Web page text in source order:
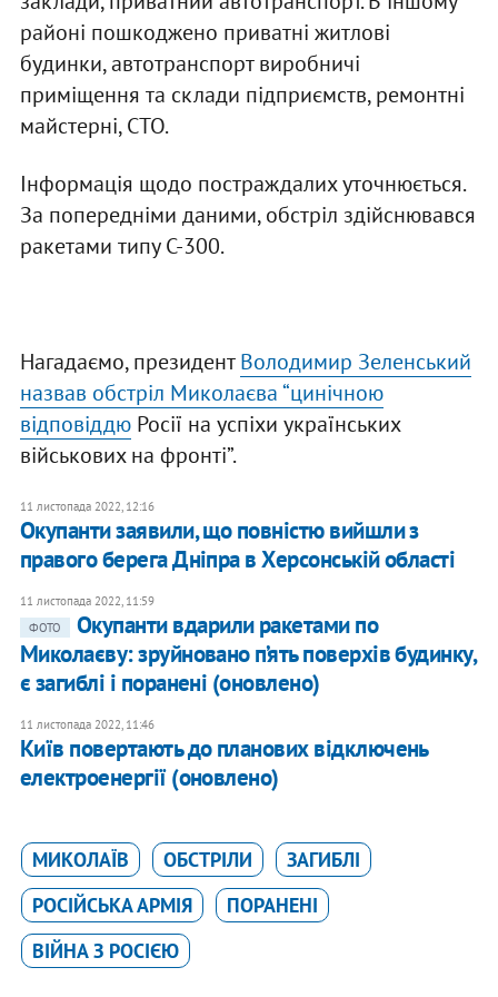
районі пошкоджено приватні житлові
будинки, автотранспорт виробничі
приміщення та склади підприємств, ремонтні
майстерні, СТО.
Інформація щодо постраждалих уточнюється.
За попередніми даними, обстріл здійснювався
ракетами типу С-300.
Нагадаємо, президентВолодимир Зеленський
назвав обстріл Миколаєва “цинічною
відповіддюРосії на успіхи українських
військових на фронті”.
11 листопада 2022, 12:16
Окупанти заявили, що повністю вийшли з
правого берега Дніпра в Херсонській області
11 листопада 2022, 11:59
ФОТО
Окупанти вдарили ракетами по
Миколаєву: зруйновано п’ять поверхів будинку,
є загиблі і поранені (оновлено)
11 листопада 2022, 11:46
Київ повертають до планових відключень
електроенергії (оновлено)
МИКОЛАЇВ ОБСТРІЛИ
ЗАГИБЛІ
РОСІЙСЬКА АРМІЯ
ПОРАНЕНІ
ВІЙНА З РОСІЄЮ